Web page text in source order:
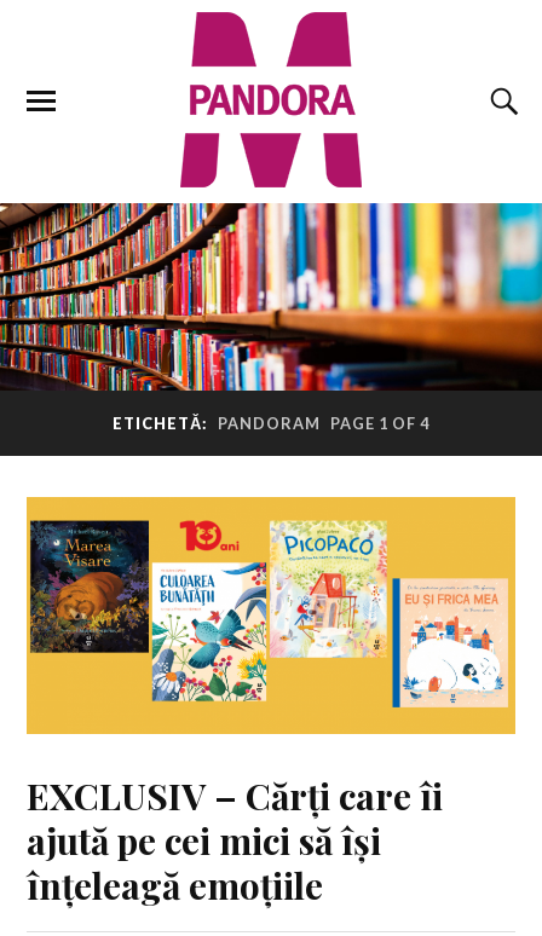
ETICHETĂ: PANDORAM PAGE 1 OF 4
EXCLUSIV – Cărți care îi
ajută pe cei mici să își
înțeleagă emoțiile